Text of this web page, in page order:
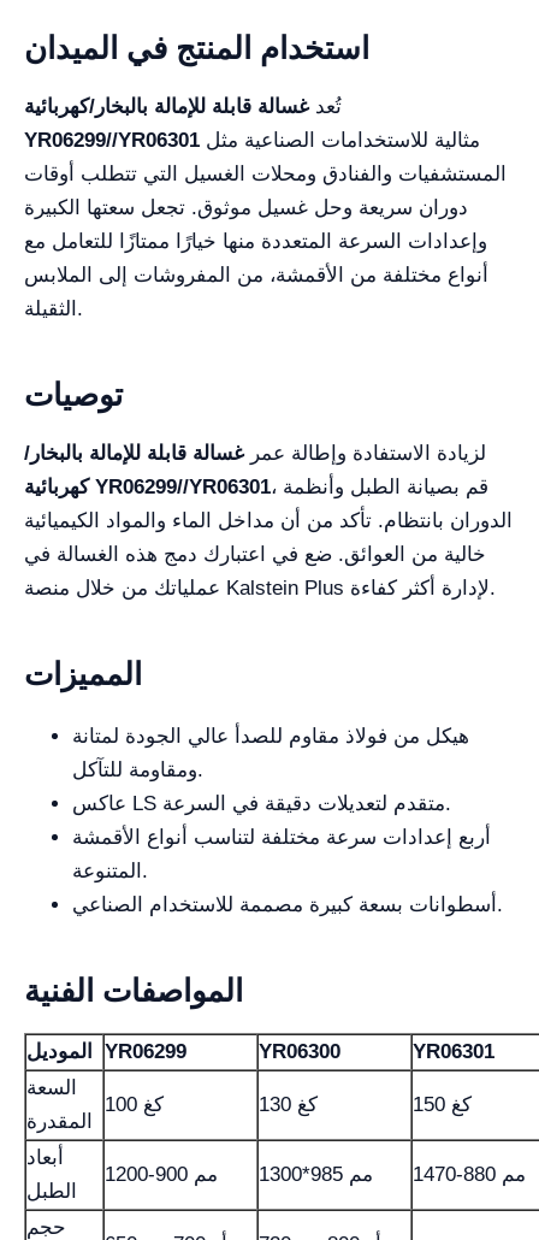
استخدام المنتج في الميدان
تُعدغسالة قابلة للإمالة بالبخار/كهربائية
YR06299//YR06301
المستشفيات والفنادق ومحلات الغسيل التي تتطلب أوقات
دوران سريعة وحل غسيل موثوق. تجعل سعتها الكبيرة
وإعدادات السرعة المتعددة منها خيارًا ممتازًا للتعامل مع
أنواع مختلفة من الأقمشة، من المفروشات إلى الملابس
الثقيلة.
توصيات
لزيادة الاستفادة وإطالة عمرغسالة قابلة للإمالة بالبخار/
كهربائية YR06299//YR06301، قم بصيانة الطبل وأنظمة
الدوران بانتظام. تأكد من أن مداخل الماء والمواد الكيميائية
خالية من العوائق. ضع في اعتبارك دمج هذه الغسالة في
عملياتك من خلال منصة Kalstein Plus لإدارة أكثر كفاءة.
المميزات
هيكل من فولاذ مقاوم للصدأ عالي الجودة لمتانة
ومقاومة للتآكل.
عاكس LS متقدم لتعديلات دقيقة في السرعة.
أربع إعدادات سرعة مختلفة لتناسب أنواع الأقمشة
المتنوعة.
أسطوانات بسعة كبيرة مصممة للاستخدام الصناعي.
المواصفات الفنية
الموديل YR06299 YR06300
YR06301
السعة
المقدرة
100 كغ 130 كغ 150 كغ
أبعاد
الطبل
1200-900 مم 1300*985 مم 1470-880 مم
حجم